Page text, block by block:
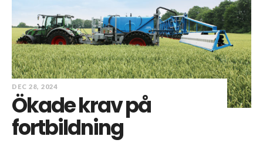
DEC 28, 2024
Ökade krav på
fortbildning